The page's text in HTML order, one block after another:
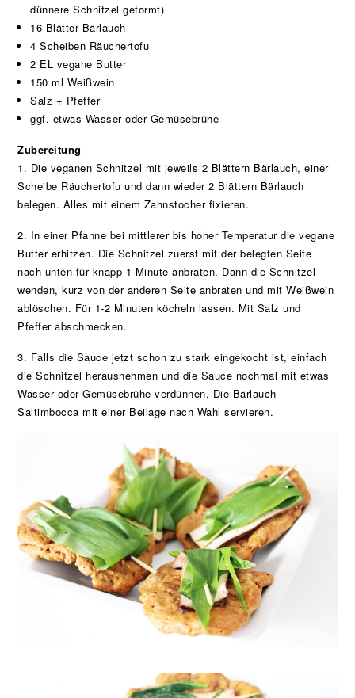
dünnere Schnitzel geformt)
16 Blätter Bärlauch
4 Scheiben Räuchertofu
2 EL vegane Butter
150 ml Weißwein
Salz + Pfeffer
ggf. etwas Wasser oder Gemüsebrühe
Zubereitung
1. Die veganen Schnitzel mit jeweils 2 Blättern Bärlauch, einer
Scheibe Räuchertofu und dann wieder 2 Blättern Bärlauch
belegen. Alles mit einem Zahnstocher fixieren.
2. In einer Pfanne bei mittlerer bis hoher Temperatur die vegane
Butter erhitzen. Die Schnitzel zuerst mit der belegten Seite
nach unten für knapp 1 Minute anbraten. Dann die Schnitzel
wenden, kurz von der anderen Seite anbraten und mit Weißwein
ablöschen. Für 1-2 Minuten köcheln lassen. Mit Salz und
Pfeffer abschmecken.
3. Falls die Sauce jetzt schon zu stark eingekocht ist, einfach
die Schnitzel herausnehmen und die Sauce nochmal mit etwas
Wasser oder Gemüsebrühe verdünnen. Die Bärlauch
Saltimbocca mit einer Beilage nach Wahl servieren.